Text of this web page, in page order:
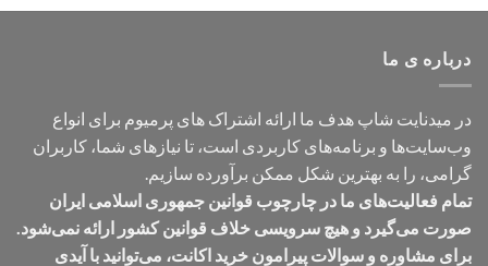
تا
درباره ی ما
در میدنایت شاپ هدف ما ارائه اشتراک های پرمیوم برای انواع
وب‌سایت‌ها و برنامه‌های کاربردی است، تا نیازهای شما، کاربران
گرامی، را به بهترین شکل ممکن برآورده سازیم.
تمام فعالیت‌های ما در چارچوب قوانین جمهوری اسلامی ایران
صورت می‌گیرد و هیچ سرویسی خلاف قوانین کشور ارائه نمی‌شود.
برای مشاوره و سوالات پیرامون خرید اکانت، می‌توانید با آیدی